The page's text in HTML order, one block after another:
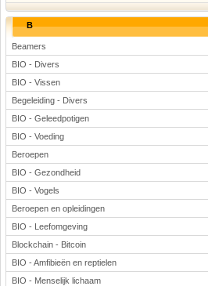
B
Beamers
BIO - Divers
BIO - Vissen
Begeleiding - Divers
BIO - Geleedpotigen
BIO - Voeding
Beroepen
BIO - Gezondheid
BIO - Vogels
Beroepen en opleidingen
BIO - Leefomgeving
Blockchain - Bitcoin
BIO - Amfibieën en reptielen
BIO - Menselijk lichaam